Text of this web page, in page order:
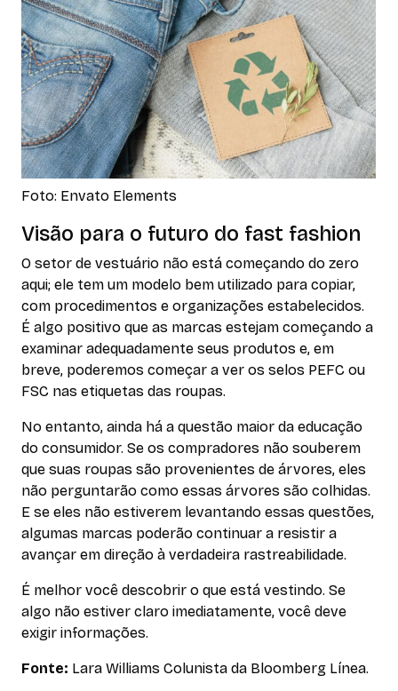
Foto: Envato Elements
Visão para o futuro do fast fashion
O setor de vestuário não está começando do zero
aqui; ele tem um modelo bem utilizado para copiar,
com procedimentos e organizações estabelecidos.
É algo positivo que as marcas estejam começando a
examinar adequadamente seus produtos e, em
breve, poderemos começar a ver os selos PEFC ou
FSC nas etiquetas das roupas.
No entanto, ainda há a questão maior da educação
do consumidor. Se os compradores não souberem
que suas roupas são provenientes de árvores, eles
não perguntarão como essas árvores são colhidas.
E se eles não estiverem levantando essas questões,
algumas marcas poderão continuar a resistir a
avançar em direção à verdadeira rastreabilidade.
É melhor você descobrir o que está vestindo. Se
algo não estiver claro imediatamente, você deve
exigir informações.
Fonte: Lara Williams Colunista da Bloomberg Línea.